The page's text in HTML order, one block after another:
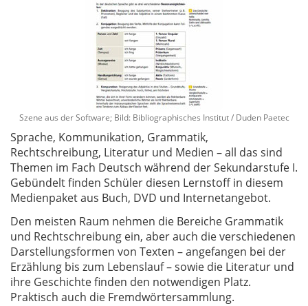
Szene aus der Software; Bild: Bibliographisches Institut / Duden Paetec
Sprache, Kommunikation, Grammatik,
Rechtschreibung, Literatur und Medien – all das sind
Themen im Fach Deutsch während der Sekundarstufe I.
Gebündelt finden Schüler diesen Lernstoff in diesem
Medienpaket aus Buch, DVD und Internetangebot.
Den meisten Raum nehmen die Bereiche Grammatik
und Rechtschreibung ein, aber auch die verschiedenen
Darstellungsformen von Texten – angefangen bei der
Erzählung bis zum Lebenslauf – sowie die Literatur und
ihre Geschichte finden den notwendigen Platz.
Praktisch auch die Fremdwörtersammlung.